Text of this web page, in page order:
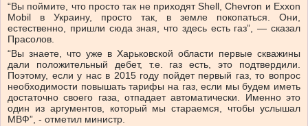
“Вы поймите, что просто так не приходят Shell, Chevron и Exxon
Mobil в Украину, просто так, в земле покопаться. Они,
естественно, пришли сюда зная, что здесь есть газ”, — сказал
Прасолов.
“Вы знаете, что уже в Харьковской области первые скважины
дали положительный дебет, т.е. газ есть, это подтвердили.
Поэтому, если у нас в 2015 году пойдет первый газ, то вопрос
необходимости повышать тарифы на газ, если мы будем иметь
достаточно своего газа, отпадает автоматически. Именно это
один из аргументов, который мы стараемся, чтобы услышал
МВФ”, ​​- отметил министр.